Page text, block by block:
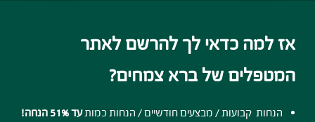
אז למה כדאי לך להרשם לאתר
המטפלים של ברא צמחים?
הנחות קבועות / מבצעים חודשיים / הנחות כמותעד 51% הנחה!